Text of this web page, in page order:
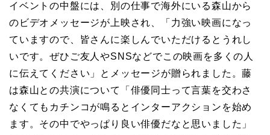
イベントの中盤には、別の仕事で海外にいる森山から
のビデオメッセージが上映され、「力強い映画になっ
ていますので、皆さんに楽しんでいただけるとうれし
いです。ぜひご友人やSNSなどでこの映画を多くの人
に伝えてください」とメッセージが贈られました。藤
は森山との共演について「俳優同士って言葉を交わさ
なくてもカチンコが鳴るとインターアクションを始め
ます。その中でやっぱり良い俳優だなと思いました」